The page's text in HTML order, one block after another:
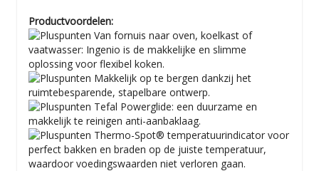
Productvoordelen:
Van fornuis naar oven, koelkast of
vaatwasser: Ingenio is de makkelijke en slimme
oplossing voor flexibel koken.
Makkelijk op te bergen dankzij het
ruimtebesparende, stapelbare ontwerp.
Tefal Powerglide: een duurzame en
makkelijk te reinigen anti-aanbaklaag.
Thermo-Spot® temperatuurindicator voor
perfect bakken en braden op de juiste temperatuur,
waardoor voedingswaarden niet verloren gaan.